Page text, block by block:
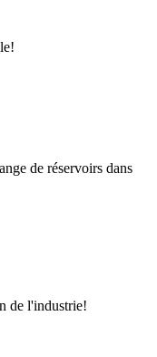
de réservoirs dans
de l'industrie!